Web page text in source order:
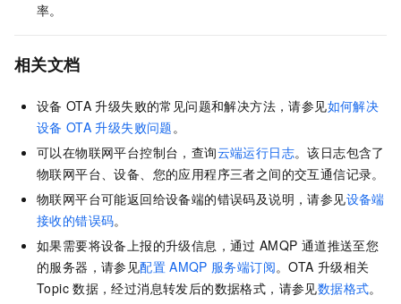
率。
相关文档
设备 OTA 升级失败的常见问题和解决方法，请参见如何解决
设备 OTA 升级失败问题 。
可以在物联网平台控制台，查询云端运行日志。该日志包含了
物联网平台、设备、您的应用程序三者之间的交互通信记录。
物联网平台可能返回给设备端的错误码及说明，请参见设备端
接收的错误码。
如果需要将设备上报的升级信息，通过 AMQP 通道推送至您
的服务器，请参见配置 AMQP 服务端订阅。OTA 升级相关
Topic 数据，经过消息转发后的数据格式，请参见数据格式。